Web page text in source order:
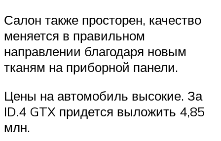
Салон также просторен, качество
меняется в правильном
направлении благодаря новым
тканям на приборной панели.
Цены на автомобиль высокие. За
ID.4 GTX придется выложить 4,85
млн.